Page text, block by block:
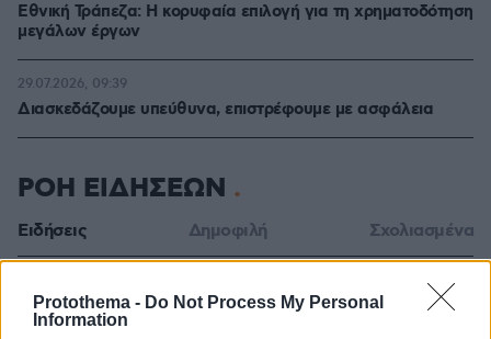
Protothema - Do Not Process My Personal
Information
Εθνική Τράπεζα: Η κορυφαία επιλογή για τη χρηματοδότηση
μεγάλων έργων
Διασκεδάζουμε υπεύθυνα, επιστρέφουμε με ασφάλεια
29.07.2026, 09:39
ΡΟΗ ΕΙΔΗΣΕΩΝ
Ειδήσεις Δημοφιλή Σχολιασμένα
8χρονος τραυματίστηκε στο κεφάλι μετά από βουτιά σε
παραλία της Χαλκιδικής